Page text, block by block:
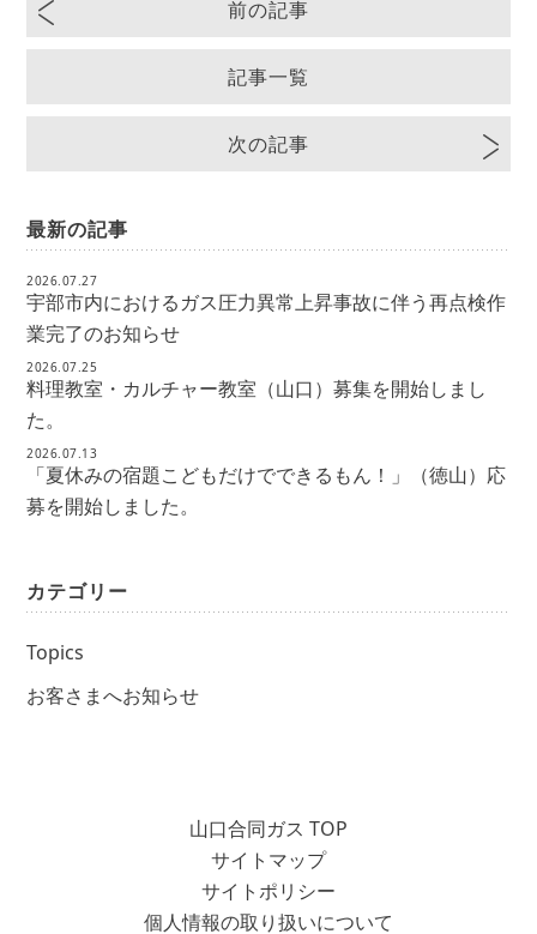
前の記事
記事一覧
次の記事
最新の記事
2026.07.27
宇部市内におけるガス圧力異常上昇事故に伴う再点検作
業完了のお知らせ
2026.07.25
料理教室・カルチャー教室（山口）募集を開始しまし
た。
2026.07.13
「夏休みの宿題こどもだけでできるもん！」（徳山）応
募を開始しました。
カテゴリー
Topics
お客さまへお知らせ
山口合同ガス TOP
サイトマップ
サイトポリシー
個人情報の取り扱いについて